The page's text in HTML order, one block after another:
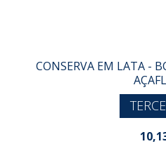
CONSERVA EM LATA -